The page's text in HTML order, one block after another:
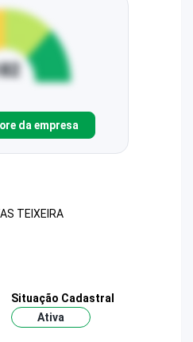
da empresa
TEIXEIRA
Situação Cadastral
Ativa